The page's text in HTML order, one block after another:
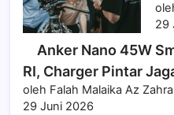
29
Anker Nano 45W
RI, Charger Pintar
oleh Falah Malaika Az Zahra
29 Juni 2026